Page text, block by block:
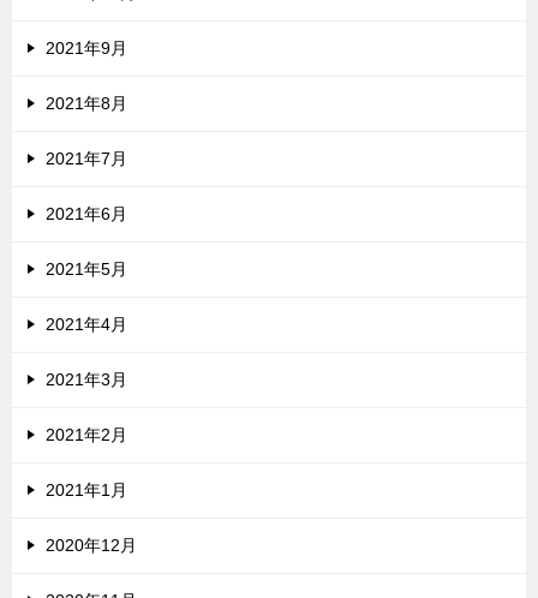
2021年9月
2021年8月
2021年7月
2021年6月
2021年5月
2021年4月
2021年3月
2021年2月
2021年1月
2020年12月